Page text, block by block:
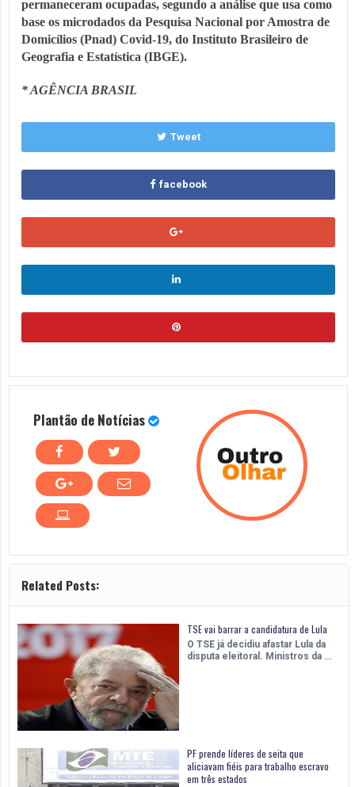
permaneceram ocupadas, segundo a análise que usa como
base os microdados da Pesquisa Nacional por Amostra de
Domicílios (Pnad) Covid-19, do Instituto Brasileiro de
Geografia e Estatística (IBGE).
* AGÊNCIA BRASIL
Tweet
facebook
Plantão de Notícias
Related Posts:
TSE vai barrar a candidatura de Lula
O TSE já decidiu afastar Lula da
disputa eleitoral. Ministros da …
PF prende líderes de seita que
aliciavam fiéis para trabalho escravo
em três estados